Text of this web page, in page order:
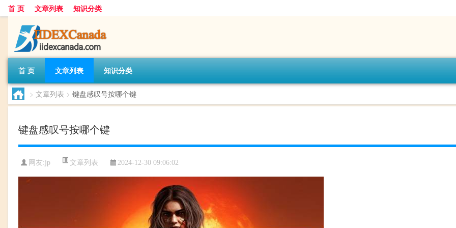
首 页 文章列表 知识分类
首 页 文章列表 知识分类
> 文章列表 > 键盘感叹号按哪个键
键盘感叹号按哪个键
网友:jp 文章列表 2024-12-30 09:06:02